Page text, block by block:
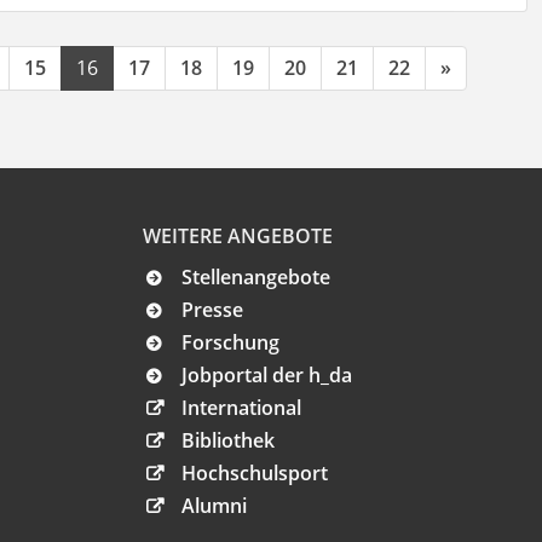
15 16 17 18 19 20 21 22 »
WEITERE ANGEBOTE
Stellenangebote
Presse
Forschung
Jobportal der h_da
International
Bibliothek
Hochschulsport
Alumni